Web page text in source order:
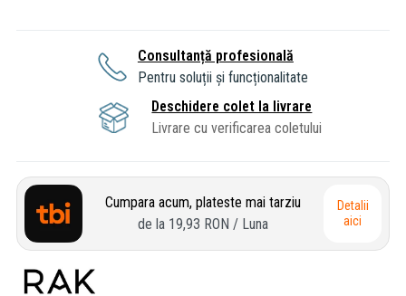
Consultanță profesională
Pentru soluții și funcționalitate
Deschidere colet la livrare
Livrare cu verificarea coletului
Cumpara acum, plateste mai tarziu
de la 19,93 RON / Luna
Detalii
aici